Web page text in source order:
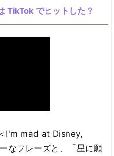
TikTok でヒットした？
I'm mad at Disney,
なフレーズと、「星に願